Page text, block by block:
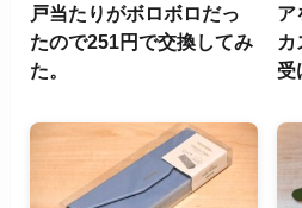
戸当たりがボロボロだっ
たので251円で交換してみ
た。
ア
カ
受